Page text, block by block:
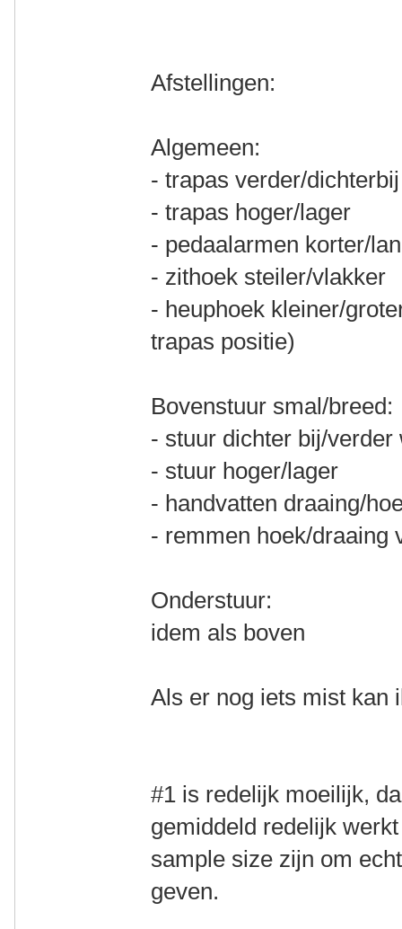
Afstellingen:
Algemeen:
- trapas verder/dichterbij
- trapas hoger/lager
- pedaalarmen korter/
- zithoek steiler/vlakker
- heuphoek kleiner/
trapas positie)
Bovenstuur smal/breed:
- stuur dichter bij/verder
- stuur hoger/lager
- handvatten draaing/
- remmen hoek/draaing
Onderstuur:
idem als boven
Als er nog iets mist kan
#1 is redelijk moeilijk,
gemiddeld redelijk
sample size zijn om
geven.